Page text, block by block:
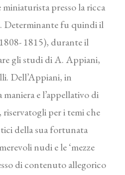
presso la ricca
Determinante fu quindi il
1815), durante il
gli studi di A. Appiani,
Dell’Appiani, in
e l’appellativo di
riservatogli per i temi che
della sua fortunata
nudi e le ‘mezze
di contenuto allegorico